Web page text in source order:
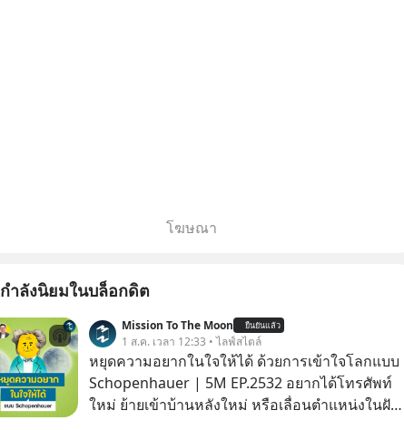
โฆษณา
กำลังนิยมในบล็อกดิต
Mission To The Moon ยืนยันแล้ว
1 ส.ค. เวลา 12:33 • ไลฟ์สไตล์
หยุดความอยากในใจให้ได้ ด้วยการเข้าใจโลกแบบ
Schopenhauer | 5M EP.2532 อยากได้โทรศัพท์
ใหม่ ย้ายเข้าบ้านหลังใหม่ หรือเลื่อนตำแหน่งในฝัน